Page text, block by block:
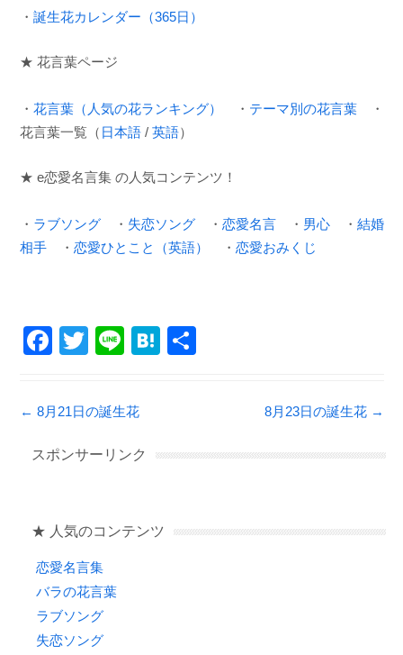
・ 誕生花カレンダー（365日）
★ 花言葉ページ
・ 花言葉（人気の花ランキング） ・ テーマ別の花言葉 ・
花言葉一覧（ 日本語 / 英語）
★ e恋愛名言集 の人気コンテンツ！
・ ラブソング ・ 失恋ソング ・ 恋愛名言 ・ 男心 ・ 結婚
相手 ・ 恋愛ひとこと（英語） ・ 恋愛おみくじ
F
c
e
b
k
T
tt
er
Li
e
H
Post navigation
← 8月21日の誕生花 8月23日の誕生花 →
スポンサーリンク
★ 人気のコンテンツ
恋愛名言集
バラの花言葉
ラブソング
失恋ソング